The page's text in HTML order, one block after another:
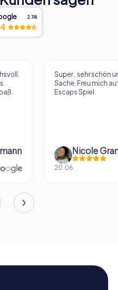
2.118
Super , sehr schön
Sache. Freu mich
Escaps Spiel
Nicole
20.06.